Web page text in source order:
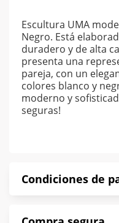
Escultura UMA
Negro. Está
duradero y de alta
presenta una
pareja, con un
colores blanco y
moderno y
seguras!
Condiciones de